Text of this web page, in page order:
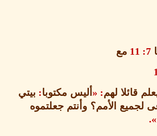
مع
لهم: « أليس مكتوبا :بيتي
الأمم؟ وأنتم جعلتموه